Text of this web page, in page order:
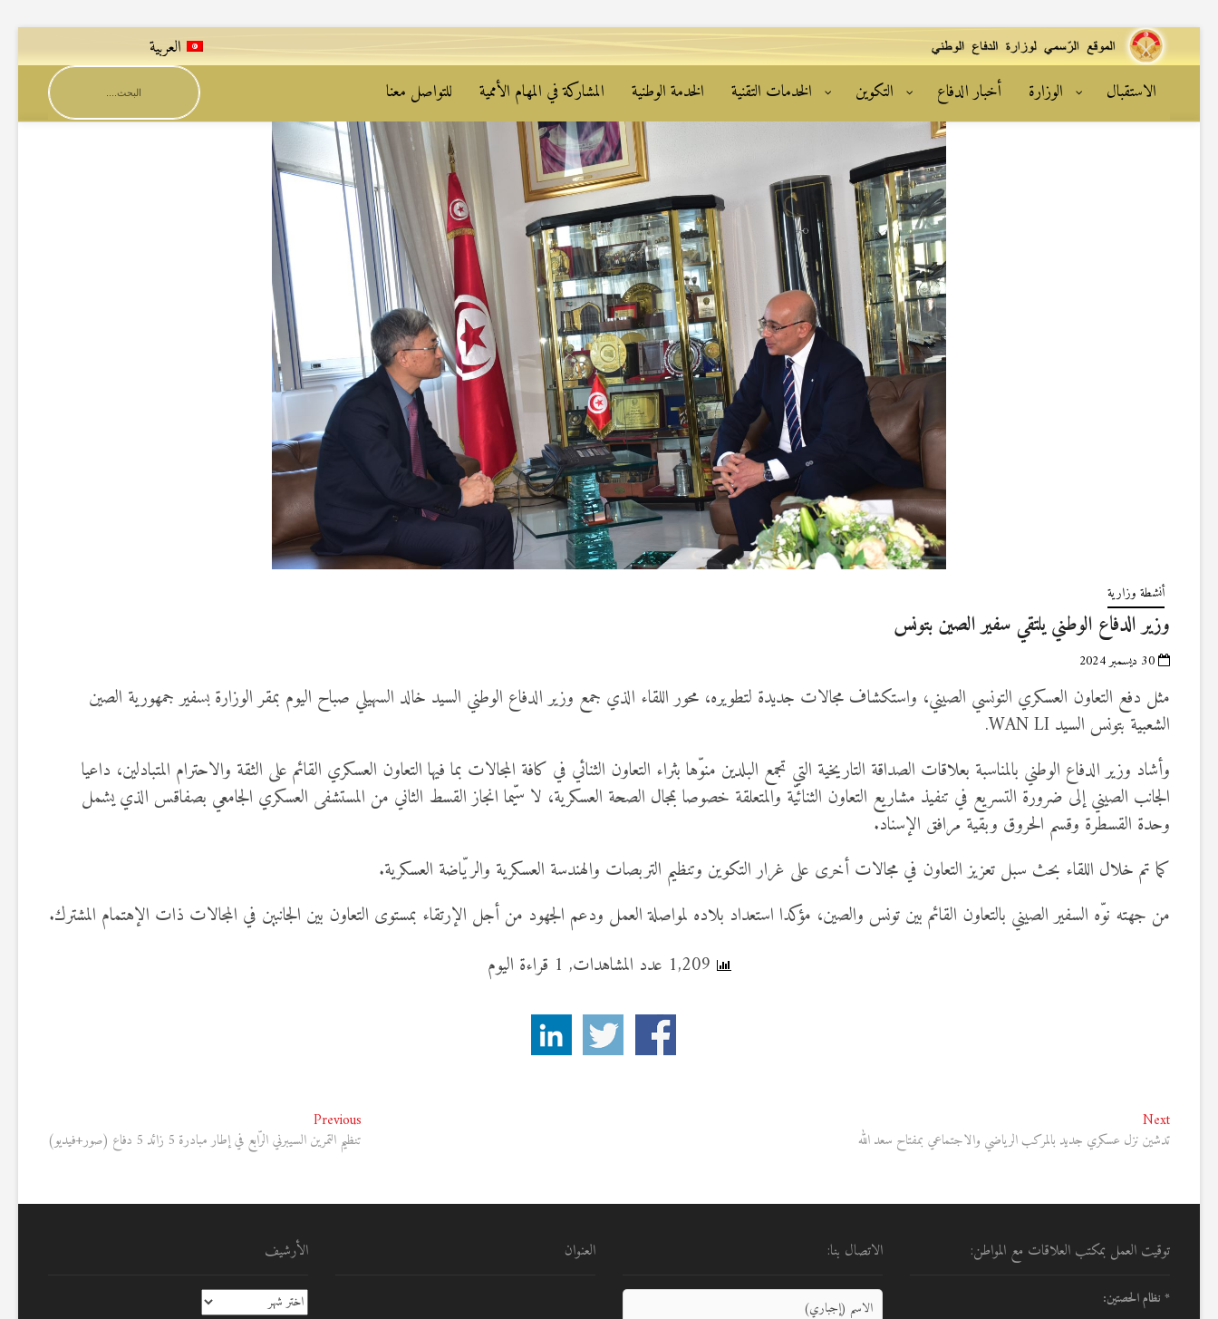
العربية
الاستقبال
الوزارة أخبار الدفاع التكوين الخدمات التقنية الخدمة الوطنية المشاركة في المهام الأممية للتواصل معنا
أنشطة وزارية
وزير الدفاع الوطني يلتقي سفير الصين بتونس
30 ديسمبر 2024
مثل دفع التعاون العسكري التونسي الصيني، واستكشاف مجالات جديدة لتطويره، محور اللقاء الذي جمع وزير الدفاع الوطني السيد خالد السهيلي صباح اليوم بمقر الوزارة بسفير جمهورية الصين
الشعبية بتونس السيد WAN LI.
وأشاد وزير الدفاع الوطني بالمناسبة بعلاقات الصداقة التاريخية التي تجمع البلدين منوّها بثراء التعاون الثنائي في كافة المجالات بما فيها التعاون العسكري القائم على الثقة والاحترام المتبادلين، داعيا
الجانب الصيني إلى ضرورة التسريع في تنفيذ مشاريع التعاون الثنائيّة والمتعلقة خصوصا بمجال الصحة العسكرية، لا سيّما انجاز القسط الثاني من المستشفى العسكري الجامعي بصفاقس الذي يشمل
وحدة القسطرة وقسم الحروق وبقية مرافق الإسناد.
كما تم خلال اللقاء بحث سبل تعزيز التعاون في مجالات أخرى على غرار التكوين وتنظيم التربصات والهندسة العسكرية والريّاضة العسكرية.
من جهته نوّه السفير الصيني بالتعاون القائم بين تونس والصين، مؤكدا استعداد بلاده لمواصلة العمل ودعم الجهود من أجل الإرتقاء بمستوى التعاون بين الجانبين في المجالات ذات الإهتمام المشترك.
تصفّح
المقالات
Previous
Previous
post:
تنظيم التمرين السيبرني الرّابع في إطار مبادرة 5 زائد 5 دفاع (صور+فيديو)
Next
Next
post:
تدشين نزل عسكري جديد بالمركب الرياضي والاجتماعي بمفتاح سعد الله
توقيت العمل بمكتب العلاقات مع المواطن:
* نظام الحصتين:
الاتصال بنا: العنوان الأرشيف
الأرشيف